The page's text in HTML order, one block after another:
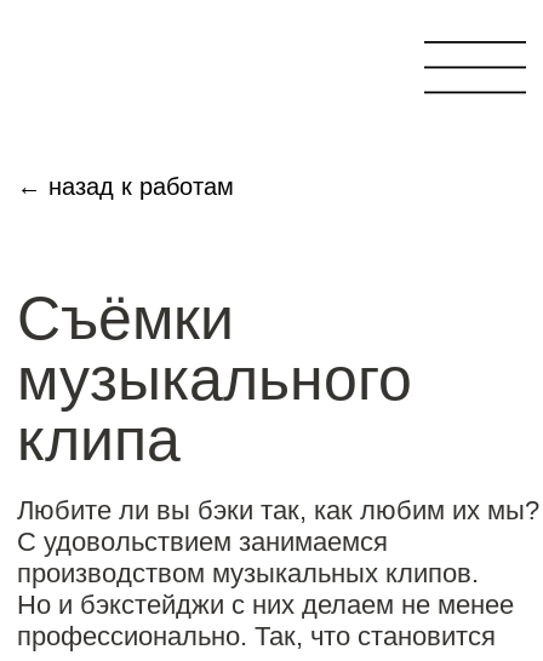
клипа
Любите ли вы бэки так, как любим их мы?
С удовольствием занимаемся
производством музыкальных клипов.
Но и бэкстейджи с них делаем не менее
профессионально. Так, что становится
бэкстейдж…
#бэкстейдж
#музыкальный клип